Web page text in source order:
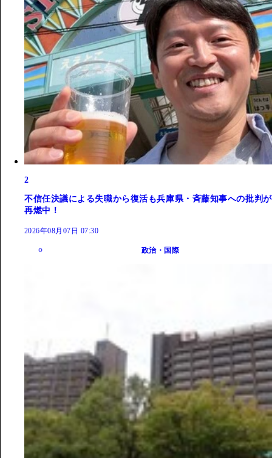
2
不信任決議による失職から復活も兵庫県・斉藤知事への批判が
再燃中！
2026年08月07日 07:30
政治・国際